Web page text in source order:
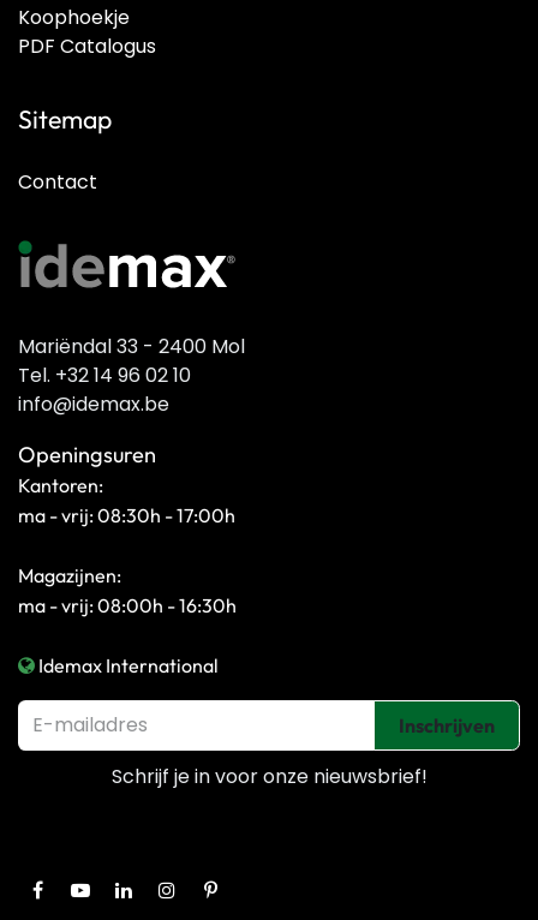
Koophoekje
PDF Catalogus
Sitemap
Contact
Mariëndal 33 - 2400 Mol
Tel. +32 14 96 02 10
info@idemax.be
Openingsuren
Kantoren:
ma - vrij: 08:30h - 17:00h
Magazijnen:
ma - vrij: 08:00h - 16:30h
Idemax International
Inschrijven
Schrijf je in voor onze nieuwsbrief!